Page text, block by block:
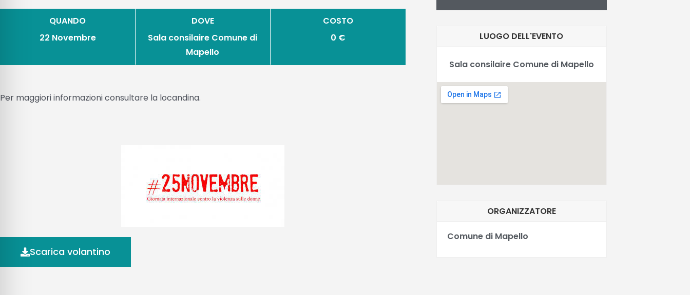
QUANDO
22 Novembre
DOVE
Sala consilaire Comune di
Mapello
COSTO
0 €
Per maggiori informazioni consultare la locandina.
Scarica volantino
LUOGO DELL'EVENTO
Sala consilaire Comune di Mapello
ORGANIZZATORE
Comune di Mapello